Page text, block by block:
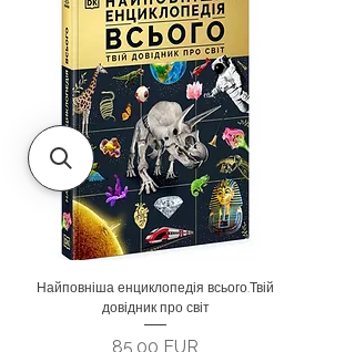
Найповніша енциклопедія всього.Твій
довідник про світ
Ціна
85,00 EUR